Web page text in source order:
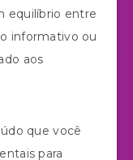
equilíbrio entre
informativo ou
aos
que você
para